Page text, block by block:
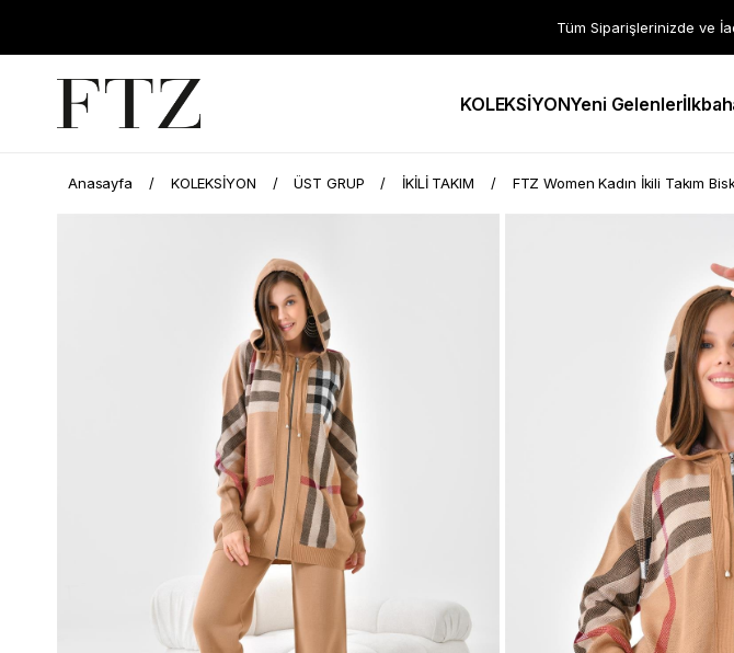
Tüm Siparişlerinizde ve
KOLEKSİYONYeni Gelenler
Anasayfa KOLEKSİYON ÜST GRUP İKİLİ TAKIM FTZ Women Kadın İkili Takım